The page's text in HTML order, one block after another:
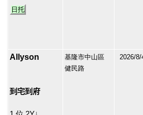
日托
Allyson
到宅到府
基隆市中山區
健民路
2026/8/